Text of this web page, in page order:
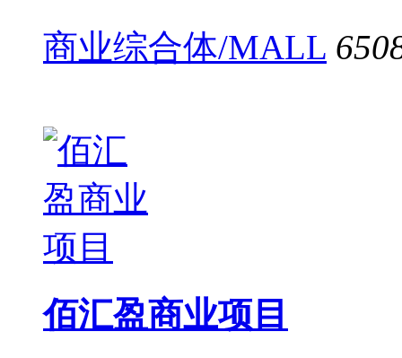
商业综合体/MALL
佰汇盈商业项目